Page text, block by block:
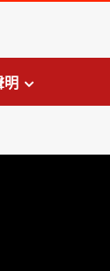
明